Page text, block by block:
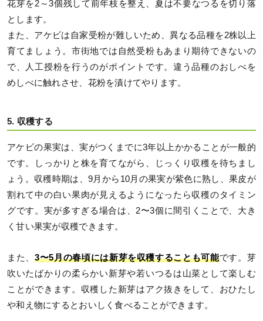
花芽を2～3個残して前年枝を整え、夏は不要なつるを切り落
とします。
また、アケビは自家受粉が難しいため、異なる品種を2株以上
育てましょう。市街地では自然受粉もあまり期待できないの
で、人工授粉を行うのがポイントです。違う品種のおしべを
めしべに触れさせ、花粉を漬けてやります。
5. 収穫する
アケビの果実は、実がつくまでに3年以上かかることが一般的
です。しっかりと株を育てながら、じっくり収穫を待ちまし
ょう。収穫時期は、9月から10月の果実が紫色に熟し、果皮が
割れて中の白い果肉が見えるようになったら収穫のタイミン
グです。実が多すぎる場合は、2〜3個に間引くことで、大き
く甘い果実が収穫できます。
また、 3〜5月の春頃には新芽を収穫することも可能です。芽
吹いたばかりの柔らかい新芽や若いつるは山菜として楽しむ
ことができます。収穫した新芽はアク抜きをして、おひたし
や和え物にするとおいしく食べることができます。